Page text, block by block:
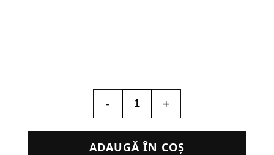
-
Cantitate
Led
+
ADAUGĂ ÎN COȘ